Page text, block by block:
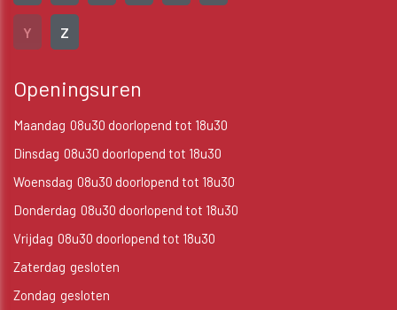
Y Z
Openingsuren
Maandag 08u30 doorlopend tot 18u30
Dinsdag 08u30 doorlopend tot 18u30
Woensdag 08u30 doorlopend tot 18u30
Donderdag 08u30 doorlopend tot 18u30
Vrijdag 08u30 doorlopend tot 18u30
Zaterdag gesloten
Zondag gesloten